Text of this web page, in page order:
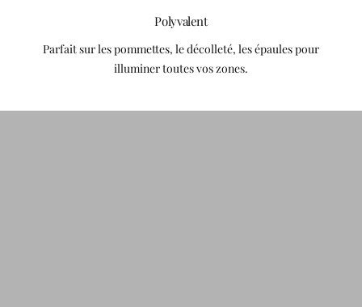
Polyvalent
Parfait sur les pommettes, le décolleté, les épaules pour
illuminer toutes vos zones.